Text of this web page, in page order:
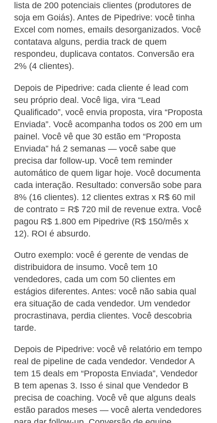
lista de 200 potenciais clientes (produtores de
soja em Goiás). Antes de Pipedrive: você tinha
Excel com nomes, emails desorganizados. Você
contatava alguns, perdia track de quem
respondeu, duplicava contatos. Conversão era
2% (4 clientes).
Depois de Pipedrive: cada cliente é lead com
seu próprio deal. Você liga, vira “Lead
Qualificado”, você envia proposta, vira “Proposta
Enviada”. Você acompanha todos os 200 em um
painel. Você vê que 30 estão em “Proposta
Enviada” há 2 semanas — você sabe que
precisa dar follow-up. Você tem reminder
automático de quem ligar hoje. Você documenta
cada interação. Resultado: conversão sobe para
8% (16 clientes). 12 clientes extras x R$ 60 mil
de contrato = R$ 720 mil de revenue extra. Você
pagou R$ 1.800 em Pipedrive (R$ 150/mês x
12). ROI é absurdo.
Outro exemplo: você é gerente de vendas de
distribuidora de insumo. Você tem 10
vendedores, cada um com 50 clientes em
estágios diferentes. Antes: você não sabia qual
era situação de cada vendedor. Um vendedor
procrastinava, perdia clientes. Você descobria
tarde.
Depois de Pipedrive: você vê relatório em tempo
real de pipeline de cada vendedor. Vendedor A
tem 15 deals em “Proposta Enviada”, Vendedor
B tem apenas 3. Isso é sinal que Vendedor B
precisa de coaching. Você vê que alguns deals
estão parados meses — você alerta vendedores